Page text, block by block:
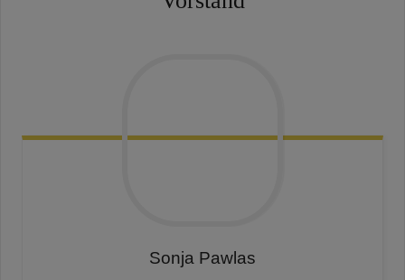
Sonja Pawlas